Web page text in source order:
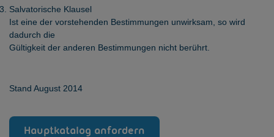
Salvatorische Klausel
Ist eine der vorstehenden Bestimmungen unwirksam, so wird
dadurch die
Gültigkeit der anderen Bestimmungen nicht berührt.
Stand August 2014
Hauptkatalog anfordern